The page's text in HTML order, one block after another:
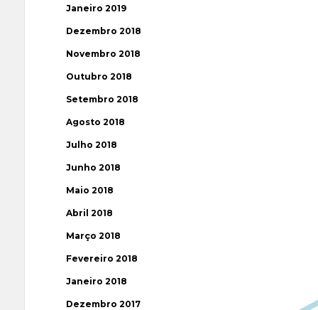
Janeiro 2019
Dezembro 2018
Novembro 2018
Outubro 2018
Setembro 2018
Agosto 2018
Julho 2018
Junho 2018
Maio 2018
Abril 2018
Março 2018
Fevereiro 2018
Janeiro 2018
Dezembro 2017